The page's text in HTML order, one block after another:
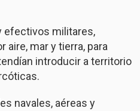
efectivos militares,
mar y tierra, para
introducir a territorio
navales, aéreas y